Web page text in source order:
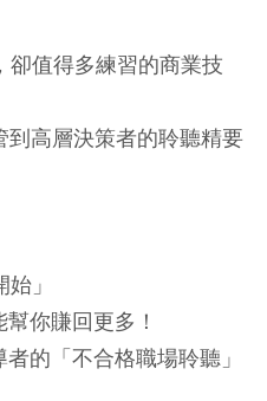
值得多練習的商業技
高層決策者的聆聽精要
」
你賺回更多！
的「不合格職場聆聽」